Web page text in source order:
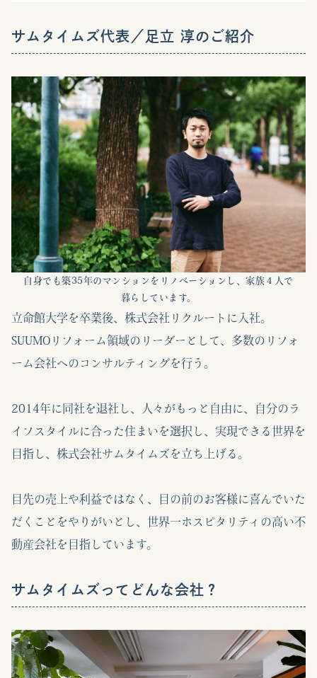
サムタイムズ代表／足立 淳のご紹介
自身でも築35年のマンションをリノベーションし、家族４人で
暮らしています。
立命館大学を卒業後、株式会社リクルートに入社。
SUUMOリフォーム領域のリーダーとして、多数のリフォ
ーム会社へのコンサルティングを行う。
2014年に同社を退社し、人々がもっと自由に、自分のラ
イフスタイルに合った住まいを選択し、実現できる世界を
目指し、株式会社サムタイムズを立ち上げる。
目先の売上や利益ではなく、目の前のお客様に喜んでいた
だくことをやりがいとし、世界一ホスピタリティの高い不
動産会社を目指しています。
サムタイムズってどんな会社？